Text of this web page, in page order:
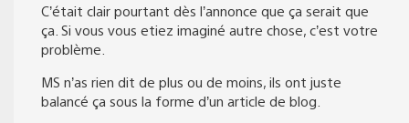
C’était clair pourtant dès l’annonce que ça serait que
ça. Si vous vous etiez imaginé autre chose, c’est votre
problème.
MS n’as rien dit de plus ou de moins, ils ont juste
balancé ça sous la forme d’un article de blog.